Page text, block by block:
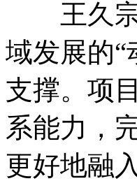
王久宗
域发展的“
支撑。项
系能力，
更好地融